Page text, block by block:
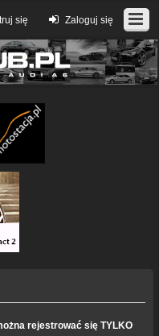
Zaloguj się
się
rejestrować się TYLKO